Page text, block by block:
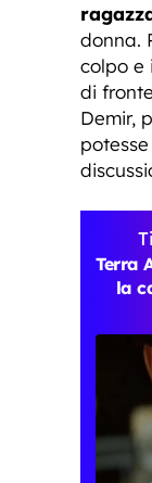
donna.
colpo e
di
Demir,
Terra
la